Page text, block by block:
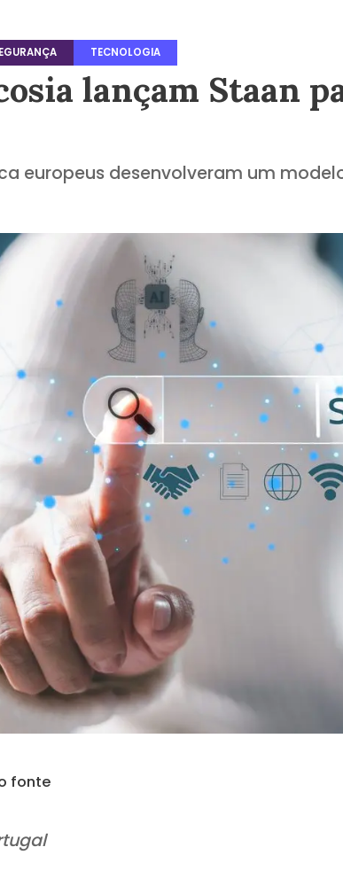
TECNOLOGIA
lançam Staan
europeus desenvolveram um
fonte